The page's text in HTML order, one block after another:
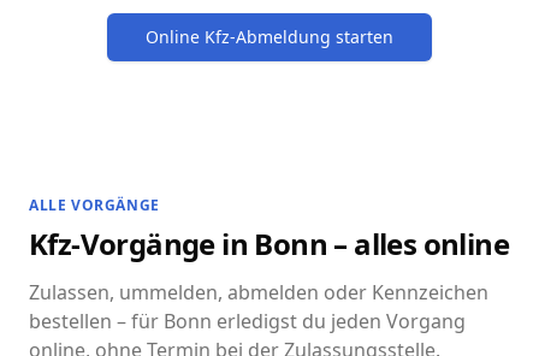
Online Kfz-Abmeldung starten
ALLE VORGÄNGE
Kfz-Vorgänge in Bonn – alles online
Zulassen, ummelden, abmelden oder Kennzeichen
bestellen – für Bonn erledigst du jeden Vorgang
online, ohne Termin bei der Zulassungsstelle.